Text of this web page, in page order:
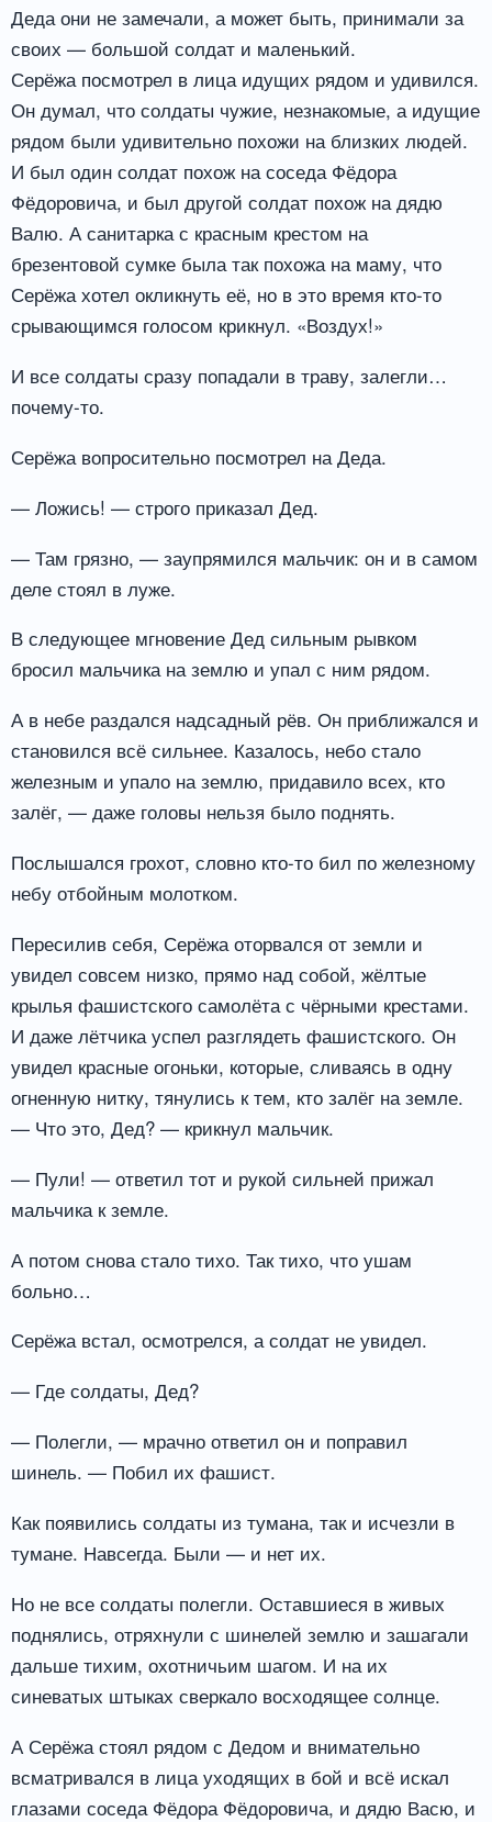
Деда они не замечали, а может быть, принимали за
своих — большой солдат и маленький.
Серёжа посмотрел в лица идущих рядом и удивился.
Он думал, что солдаты чужие, незнакомые, а идущие
рядом были удивительно похожи на близких людей.
И был один солдат похож на соседа Фёдора
Фёдоровича, и был другой солдат похож на дядю
Валю. А санитарка с красным крестом на
брезентовой сумке была так похожа на маму, что
Серёжа хотел окликнуть её, но в это время кто-то
срывающимся голосом крикнул. «Воздух!»
И все солдаты сразу попадали в траву, залегли…
почему-то.
Серёжа вопросительно посмотрел на Деда.
— Ложись! — строго приказал Дед.
— Там грязно, — заупрямился мальчик: он и в самом
деле стоял в луже.
В следующее мгновение Дед сильным рывком
бросил мальчика на землю и упал с ним рядом.
А в небе раздался надсадный рёв. Он приближался и
становился всё сильнее. Казалось, небо стало
железным и упало на землю, придавило всех, кто
залёг, — даже головы нельзя было поднять.
Послышался грохот, словно кто-то бил по железному
небу отбойным молотком.
Пересилив себя, Серёжа оторвался от земли и
увидел совсем низко, прямо над собой, жёлтые
крылья фашистского самолёта с чёрными крестами.
И даже лётчика успел разглядеть фашистского. Он
увидел красные огоньки, которые, сливаясь в одну
огненную нитку, тянулись к тем, кто залёг на земле.
— Что это, Дед? — крикнул мальчик.
— Пули! — ответил тот и рукой сильней прижал
мальчика к земле.
А потом снова стало тихо. Так тихо, что ушам
больно…
Серёжа встал, осмотрелся, а солдат не увидел.
— Где солдаты, Дед?
— Полегли, — мрачно ответил он и поправил
шинель. — Побил их фашист.
Как появились солдаты из тумана, так и исчезли в
тумане. Навсегда. Были — и нет их.
Но не все солдаты полегли. Оставшиеся в живых
поднялись, отряхнули с шинелей землю и зашагали
дальше тихим, охотничьим шагом. И на их
синеватых штыках сверкало восходящее солнце.
А Серёжа стоял рядом с Дедом и внимательно
всматривался в лица уходящих в бой и всё искал
глазами соседа Фёдора Фёдоровича, и дядю Васю, и